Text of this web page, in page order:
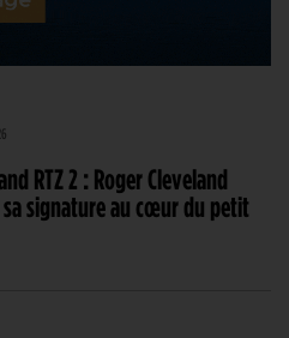
RTZ 2 : Roger Cleveland
signature au cœur du petit